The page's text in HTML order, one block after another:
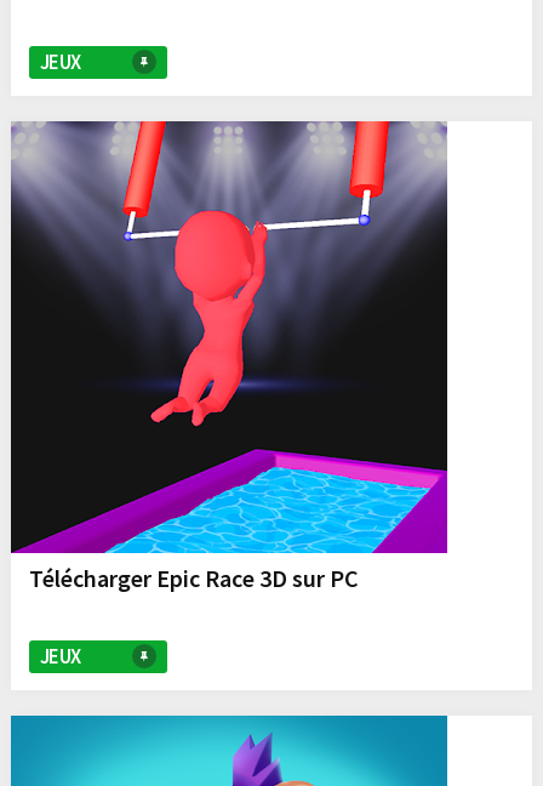
JEUX
Télécharger Epic Race 3D sur PC
JEUX